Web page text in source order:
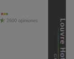
2600 opiniones